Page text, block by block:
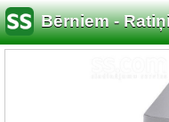
Bērniem -